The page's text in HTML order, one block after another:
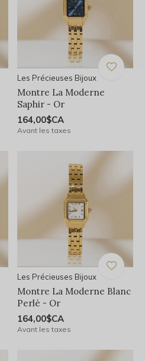
Les Précieuses Bijoux
Montre La Moderne
Saphir - Or
164,00$CA
Avant les taxes
Les Précieuses Bijoux
Montre La Moderne Blanc
Perlé - Or
164,00$CA
Avant les taxes